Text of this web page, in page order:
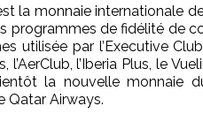
la monnaie internationale
programmes de fidélité de
utilisée par l’Executive
l’AerClub, l’Iberia Plus, le
la nouvelle monnaie
Qatar Airways.